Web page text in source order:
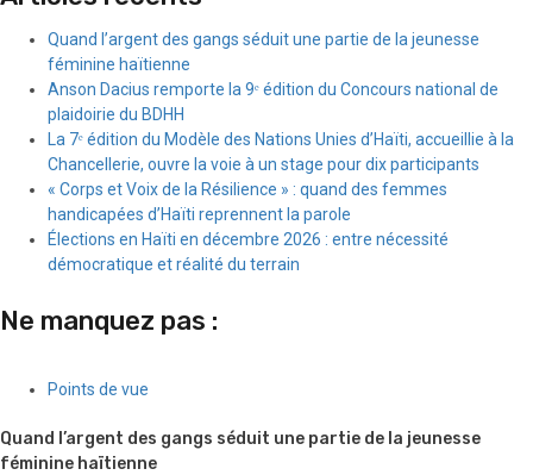
Quand l’argent des gangs séduit une partie de la jeunesse
féminine haïtienne
Anson Dacius remporte la 9ᵉ édition du Concours national de
plaidoirie du BDHH
La 7ᵉ édition du Modèle des Nations Unies d’Haïti, accueillie à la
Chancellerie, ouvre la voie à un stage pour dix participants
« Corps et Voix de la Résilience » : quand des femmes
handicapées d’Haïti reprennent la parole
Élections en Haïti en décembre 2026 : entre nécessité
démocratique et réalité du terrain
Ne manquez pas :
Points de vue
Quand l’argent des gangs séduit une partie de la jeunesse
féminine haïtienne